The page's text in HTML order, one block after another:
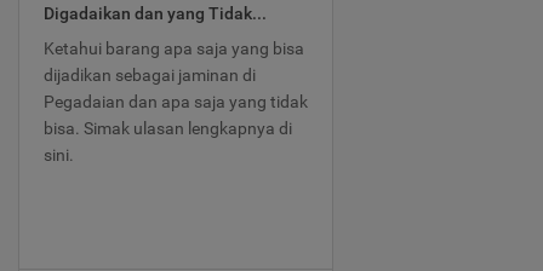
Digadaikan dan yang Tidak...
Ketahui barang apa saja yang bisa
dijadikan sebagai jaminan di
Pegadaian dan apa saja yang tidak
bisa. Simak ulasan lengkapnya di
sini.